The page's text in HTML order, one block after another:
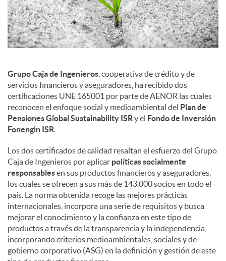
Grupo Caja de Ingenieros , cooperativa de crédito y de
servicios financieros y aseguradores, ha recibido dos
certificaciones UNE 165001 por parte de AENOR las cuales
reconocen el enfoque social y medioambiental del Plan de
Pensiones Global Sustainability ISRy el Fondo de Inversión
Fonengin ISR.
Los dos certificados de calidad resaltan el esfuerzo del Grupo
Caja de Ingenieros por aplicar políticas socialmente
responsablesen sus productos financieros y aseguradores,
los cuales se ofrecen a sus más de 143.000 socios en todo el
país. La norma obtenida recoge las mejores prácticas
internacionales, incorpora una serie de requisitos y busca
mejorar el conocimiento y la confianza en este tipo de
productos a través de la transparencia y la independencia,
incorporando criterios medioambientales, sociales y de
gobierno corporativo (ASG) en la definición y gestión de este